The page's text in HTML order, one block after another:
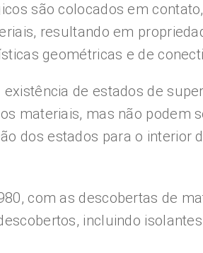
são colocados em
resultando em
geométricas e de
de estados de
materiais, mas não podem
dos estados para o interior
com as descobertas de
incluindo